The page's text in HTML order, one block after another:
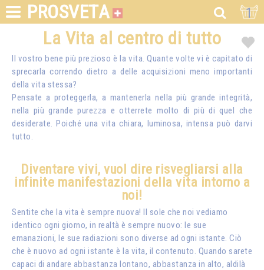
PROSVETA 1
La Vita al centro di tutto
Il vostro bene più prezioso è la vita. Quante volte vi è capitato di
sprecarla correndo dietro a delle acquisizioni meno importanti
della vita stessa?
Pensate a proteggerla, a mantenerla nella più grande integrità,
nella più grande purezza e otterrete molto di più di quel che
desiderate. Poiché una vita chiara, luminosa, intensa può darvi
tutto.
Diventare vivi, vuol dire risvegliarsi alla
infinite manifestazioni della vita intorno a
noi!
Sentite che la vita è sempre nuova! Il sole che noi vediamo
identico ogni giorno, in realtà è sempre nuovo: le sue
emanazioni, le sue radiazioni sono diverse ad ogni istante. Ciò
che è nuovo ad ogni istante è la vita, il contenuto. Quando sarete
capaci di andare abbastanza lontano, abbastanza in alto, aldilà